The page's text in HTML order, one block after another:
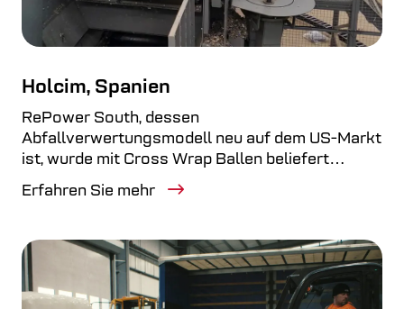
Holcim, Spanien
RePower South, dessen
Abfallverwertungsmodell neu auf dem US-Markt
ist, wurde mit Cross Wrap Ballen beliefert…
Erfahren Sie mehr